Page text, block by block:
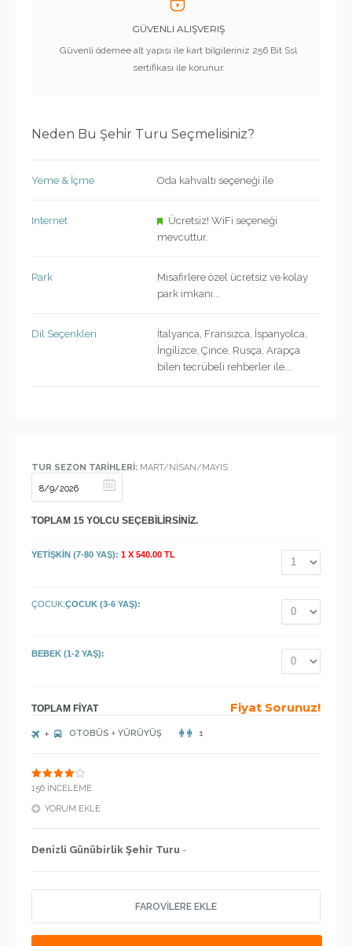
GÜVENLI ALIŞVERIŞ
Güvenli ödemee alt yapısı ile kart bilgileriniz 256 Bit Ssl
sertifikası ile korunur.
Neden Bu Şehir Turu Seçmelisiniz?
Yeme & İçme Oda kahvaltı seçeneği ile
Internet
Ücretsiz! WiFi seçeneği
mevcuttur.
Park
Misafirlere özel ücretsiz ve kolay
park imkanı...
Dil Seçenkleri
İtalyanca, Fransızca, İspanyolca,
İngilizce, Çince, Rusça, Arapça
bilen tecrübeli rehberler ile...
TUR SEZON TARİHLERİ: MART/NİSAN/MAYIS
TOPLAM 15 YOLCU SEÇEBİLİRSİNİZ.
YETİŞKİN (7-80 YAŞ): 1 X 540.00 TL
ÇOCUK:ÇOCUK (3-6 YAŞ):
BEBEK (1-2 YAŞ):
TOPLAM FİYAT Fiyat Sorunuz!
OTOBÜS + YÜRÜYÜŞ 1
156 İNCELEME
YORUM EKLE
Denizli Günübirlik Şehir Turu -
FAROVİLERE EKLE